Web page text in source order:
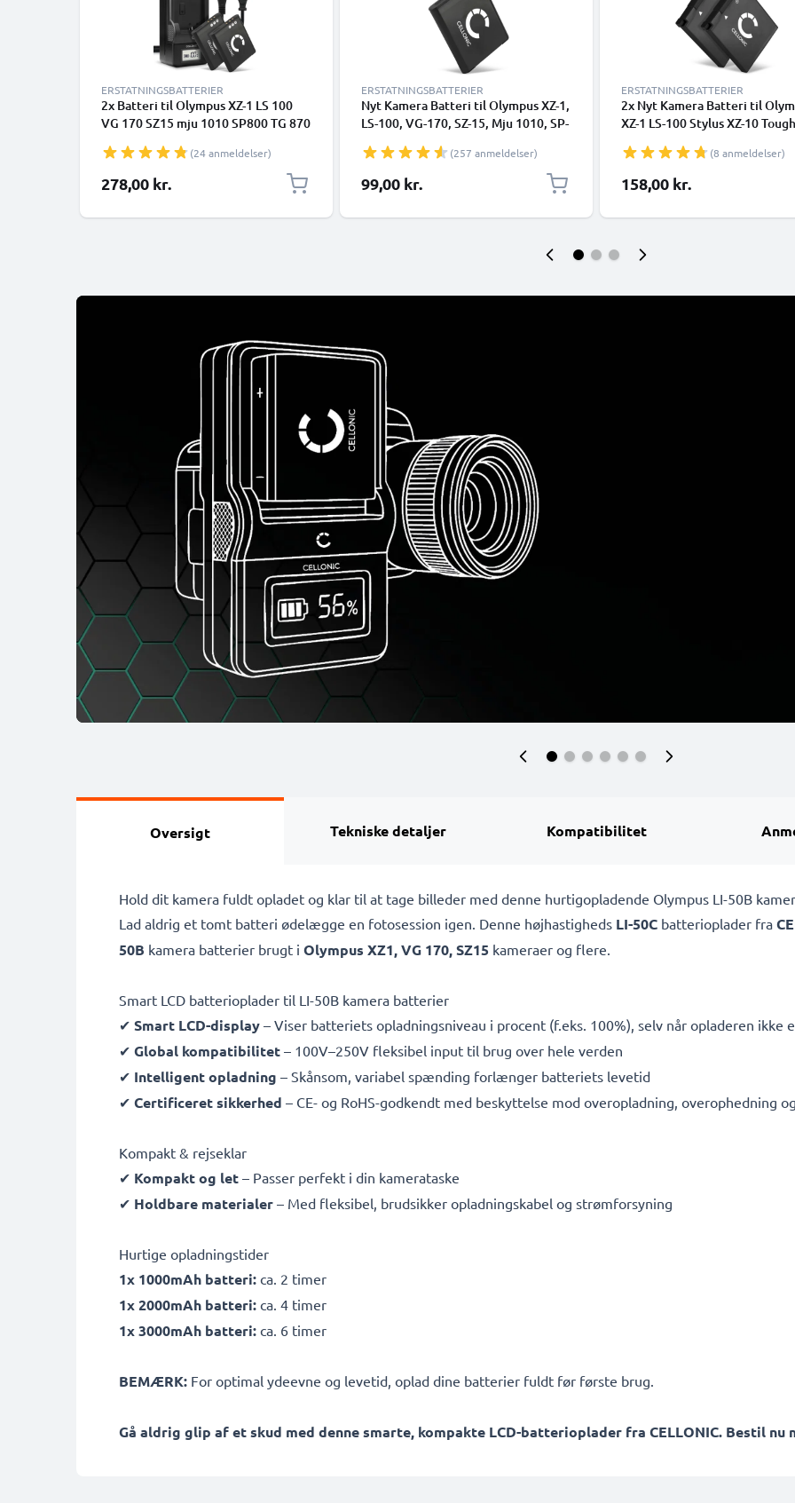
ERSTATNINGSBATTERIER
2x Batteri til Olympus XZ-1 LS 100
VG 170 SZ15 mju 1010 SP800 TG 870
(24 anmeldelser)
278,00 kr.
ERSTATNINGSBATTERIER
Nyt Kamera Batteri til Olympus XZ-1,
LS-100, VG-170, SZ-15, Mju 1010, SP-
XZ-10 - LI-50B 730mAh li50b li 50b
skift batteri til kamera
(257 anmeldelser)
99,00 kr.
ERSTATNINGSBATTERIER
2x Nyt Kamera Batteri til
XZ-1 LS-100 Stylus XZ-10
720UZ - LI-50B 730mAh skift
til kamera
(8 anmeldelser)
158,00 kr.
Oversigt Tekniske detaljer Kompatibilitet
Hold dit kamera fuldt opladet og klar til at tage billeder med denne hurtigopladende Olympus LI-50B
Lad aldrig et tomt batteri ødelægge en fotosession igen. Denne højhastigheds LI-50C batterioplader fra
50B kamera batterier brugt i Olympus XZ1, VG 170, SZ15 kameraer og flere.
Smart LCD batterioplader til LI-50B kamera batterier
✔ Smart LCD-display – Viser batteriets opladningsniveau i procent (f.eks. 100%), selv når opladeren ikke
✔ Global kompatibilitet – 100V–250V fleksibel input til brug over hele verden
✔ Intelligent opladning – Skånsom, variabel spænding forlænger batteriets levetid
✔ Certificeret sikkerhed – CE- og RoHS-godkendt med beskyttelse mod overopladning, overophedning
Kompakt & rejseklar
✔ Kompakt og let – Passer perfekt i din kamerataske
✔ Holdbare materialer – Med fleksibel, brudsikker opladningskabel og strømforsyning
Hurtige opladningstider
1x 1000mAh batteri: ca. 2 timer
1x 2000mAh batteri: ca. 4 timer
1x 3000mAh batteri: ca. 6 timer
BEMÆRK: For optimal ydeevne og levetid, oplad dine batterier fuldt før første brug.
Gå aldrig glip af et skud med denne smarte, kompakte LCD-batterioplader fra CELLONIC. Bestil